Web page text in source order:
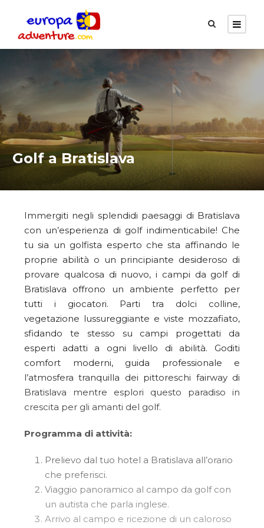
Golf a Bratislava
Immergiti negli splendidi paesaggi di Bratislava
con un’esperienza di golf indimenticabile! Che
tu sia un golfista esperto che sta affinando le
proprie abilità o un principiante desideroso di
provare qualcosa di nuovo, i campi da golf di
Bratislava offrono un ambiente perfetto per
tutti i giocatori. Parti tra dolci colline,
vegetazione lussureggiante e viste mozzafiato,
sfidando te stesso su campi progettati da
esperti adatti a ogni livello di abilità. Goditi
comfort moderni, guida professionale e
l’atmosfera tranquilla dei pittoreschi fairway di
Bratislava mentre esplori questo paradiso in
crescita per gli amanti del golf.
Programma di attività:
Prelievo dal tuo hotel a Bratislava all’orario
che preferisci.
Viaggio panoramico al campo da golf con
un autista che parla inglese.
Arrivo al campo e ricezione di un caloroso